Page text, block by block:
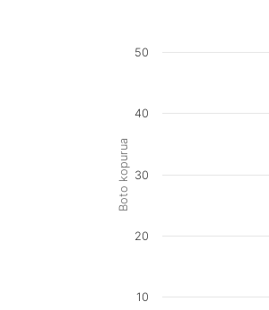
Boto kopurua
10
20
30
40
50